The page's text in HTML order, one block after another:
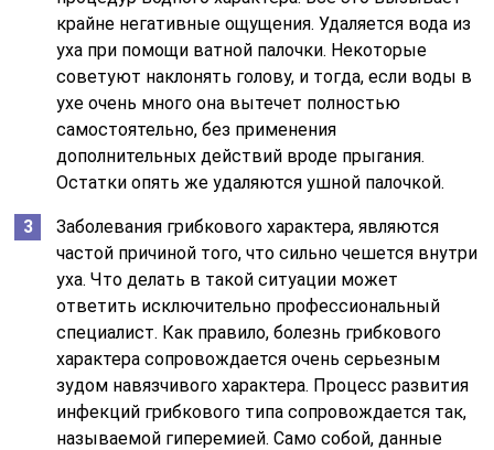
крайне негативные ощущения. Удаляется вода из
уха при помощи ватной палочки. Некоторые
советуют наклонять голову, и тогда, если воды в
ухе очень много она вытечет полностью
самостоятельно, без применения
дополнительных действий вроде прыгания.
Остатки опять же удаляются ушной палочкой.
Заболевания грибкового характера, являются
частой причиной того, что сильно чешется внутри
уха. Что делать в такой ситуации может
ответить исключительно профессиональный
специалист. Как правило, болезнь грибкового
характера сопровождается очень серьезным
зудом навязчивого характера. Процесс развития
инфекций грибкового типа сопровождается так,
называемой гиперемией. Само собой, данные